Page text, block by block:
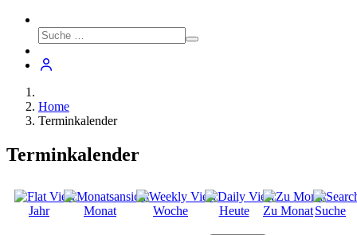
Home
Terminkalender
Terminkalender
Jahr Monat Woche Heute Zu MonatSuche